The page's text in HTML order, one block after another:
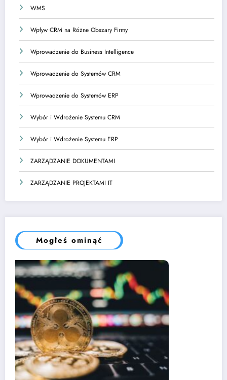
WMS
Wpływ CRM na Różne Obszary Firmy
Wprowadzenie do Business Intelligence
Wprowadzenie do Systemów CRM
Wprowadzenie do Systemów ERP
Wybór i Wdrożenie Systemu CRM
Wybór i Wdrożenie Systemu ERP
ZARZĄDZANIE DOKUMENTAMI
ZARZĄDZANIE PROJEKTAMI IT
Mogłeś ominąć